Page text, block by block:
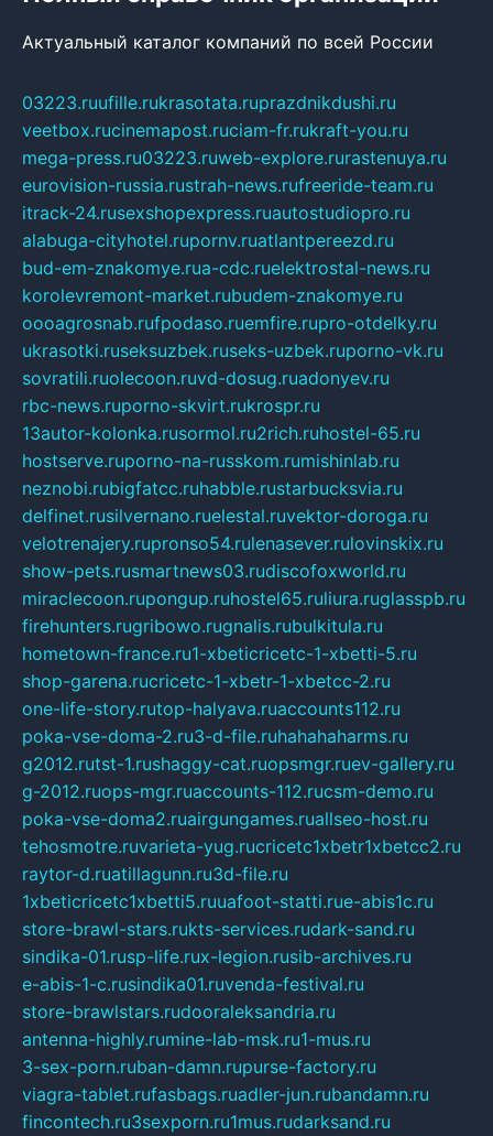
Актуальный каталог компаний по всей России
03223.ruufille.rukrasotata.ruprazdnikdushi.ru
veetbox.rucinemapost.ruciam-fr.rukraft-you.ru
mega-press.ru03223.ruweb-explore.rurastenuya.ru
eurovision-russia.rustrah-news.rufreeride-team.ru
itrack-24.rusexshopexpress.ruautostudiopro.ru
alabuga-cityhotel.rupornv.ruatlantpereezd.ru
bud-em-znakomye.rua-cdc.ruelektrostal-news.ru
korolevremont-market.rubudem-znakomye.ru
oooagrosnab.rufpodaso.ruemfire.rupro-otdelky.ru
ukrasotki.ruseksuzbek.ruseks-uzbek.ruporno-vk.ru
sovratili.ruolecoon.ruvd-dosug.ruadonyev.ru
rbc-news.ruporno-skvirt.rukrospr.ru
13autor-kolonka.rusormol.ru2rich.ruhostel-65.ru
hostserve.ruporno-na-russkom.rumishinlab.ru
neznobi.rubigfatcc.ruhabble.rustarbucksvia.ru
delfinet.rusilvernano.ruelestal.ruvektor-doroga.ru
velotrenajery.rupronso54.rulenasever.rulovinskix.ru
show-pets.rusmartnews03.rudiscofoxworld.ru
miraclecoon.rupongup.ruhostel65.ruliura.ruglasspb.ru
firehunters.rugribowo.rugnalis.rubulkitula.ru
hometown-france.ru1-xbeticricetc-1-xbetti-5.ru
shop-garena.rucricetc-1-xbetr-1-xbetcc-2.ru
one-life-story.rutop-halyava.ruaccounts112.ru
poka-vse-doma-2.ru3-d-file.ruhahahaharms.ru
g2012.rutst-1.rushaggy-cat.ruopsmgr.ruev-gallery.ru
g-2012.ruops-mgr.ruaccounts-112.rucsm-demo.ru
poka-vse-doma2.ruairgungames.ruallseo-host.ru
tehosmotre.ruvarieta-yug.rucricetc1xbetr1xbetcc2.ru
raytor-d.ruatillagunn.ru3d-file.ru
1xbeticricetc1xbetti5.ruuafoot-statti.rue-abis1c.ru
store-brawl-stars.rukts-services.rudark-sand.ru
sindika-01.rusp-life.rux-legion.rusib-archives.ru
e-abis-1-c.rusindika01.ruvenda-festival.ru
store-brawlstars.rudooraleksandria.ru
antenna-highly.rumine-lab-msk.ru1-mus.ru
3-sex-porn.ruban-damn.rupurse-factory.ru
viagra-tablet.rufasbags.ruadler-jun.rubandamn.ru
fincontech.ru3sexporn.ru1mus.rudarksand.ru